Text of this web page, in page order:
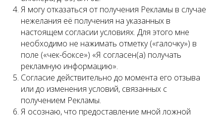
Я могу отказаться от получения Рекламы в случае
нежелания её получения на указанных в
настоящем согласии условиях. Для этого мне
необходимо не нажимать отметку («галочку») в
поле («чек-боксе») «Я согласен(а) получать
рекламную информацию».
Согласие действительно до момента его отзыва
или до изменения условий, связанных с
получением Рекламы.
Я осознаю, что предоставление мной ложной